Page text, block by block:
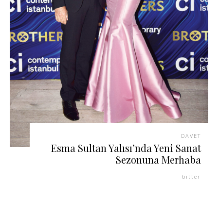
DAVET
Esma Sultan Yalısı’nda Yeni Sanat
Sezonuna Merhaba
bitter